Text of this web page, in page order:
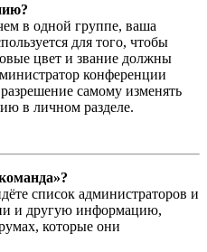
в одной группе, ваша
для того, чтобы
цвет и звание должны
конференции
самому изменять
в личном разделе.
список администраторов и
и другую информацию,
которые они